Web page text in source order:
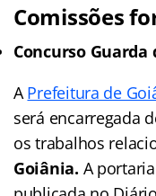
Comissões
Concurso Guarda
APrefeitura de
será encarregada
os trabalhos
Goiânia. A